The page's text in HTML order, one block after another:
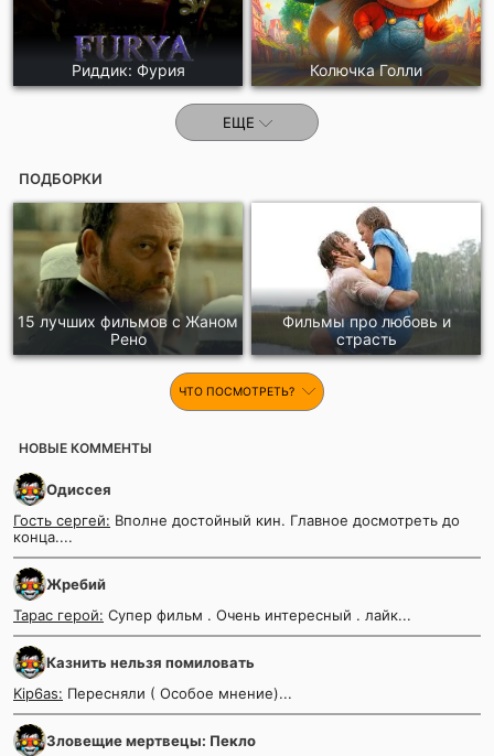
Риддик: Фурия Колючка Голли
ЕЩЕ
ПОДБОРКИ
15 лучших фильмов с Жаном
Рено
Фильмы про любовь и
страсть
ЧТО ПОСМОТРЕТЬ?
НОВЫЕ КОММЕНТЫ
Одиссея
Гость сергей: Вполне достойный кин. Главное досмотреть до
конца....
Жребий
Тарас герой: Супер фильм . Очень интересный . лайк...
Казнить нельзя помиловать
Kip6as: Пересняли ( Особое мнение)...
Зловещие мертвецы: Пекло